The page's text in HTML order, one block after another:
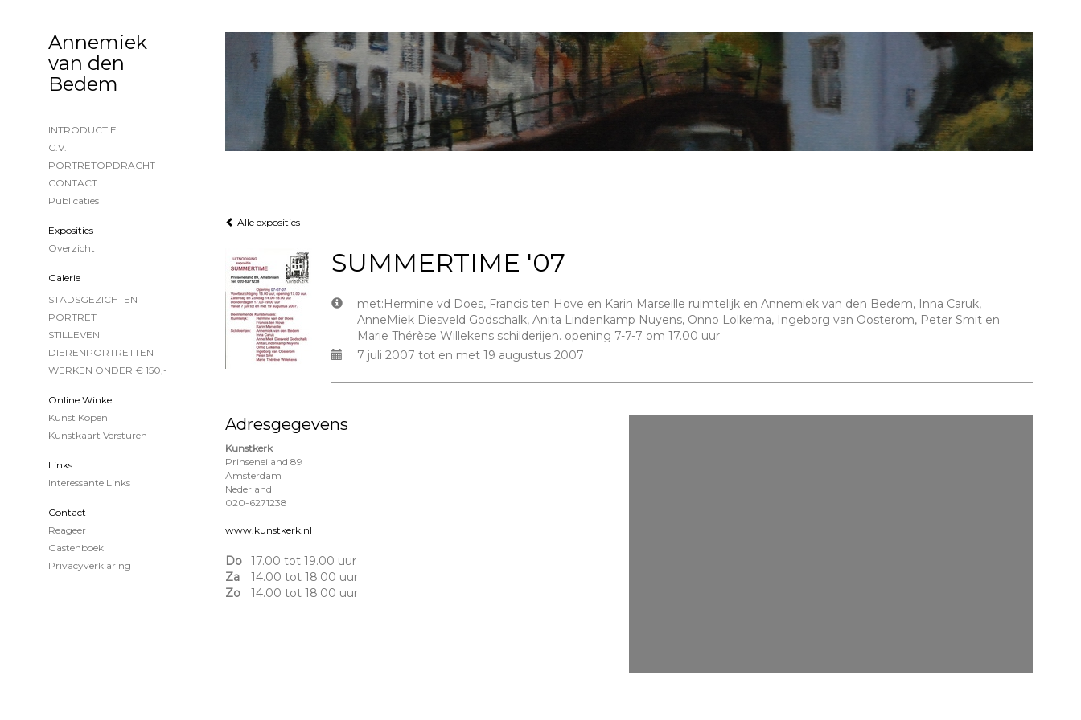
Alle exposities
SUMMERTIME '07
met:Hermine vd Does, Francis ten Hove en Karin Marseille ruimtelijk en Annemiek van den Bedem, Inna Caruk,
AnneMiek Diesveld Godschalk, Anita Lindenkamp Nuyens, Onno Lolkema, Ingeborg van Oosterom, Peter Smit en
Marie Thérèse Willekens schilderijen. opening 7-7-7 om 17.00 uur
7 juli 2007 tot en met 19 augustus 2007
Adresgegevens
Kunstkerk
Prinseneiland 89
Amsterdam
Nederland
020-6271238
www.kunstkerk.nl
Do
17.00 tot 19.00 uur
Za
14.00 tot 18.00 uur
Zo
14.00 tot 18.00 uur
Annemiek
van den
Bedem
INTRODUCTIE
C.V.
PORTRETOPDRACHT
CONTACT
Publicaties
Exposities
Overzicht
Galerie
STADSGEZICHTEN
PORTRET
STILLEVEN
DIERENPORTRETTEN
WERKEN ONDER € 150,-
Online Winkel
Kunst Kopen
Kunstkaart Versturen
Links
Interessante Links
Contact
Reageer
Gastenboek
Privacyverklaring